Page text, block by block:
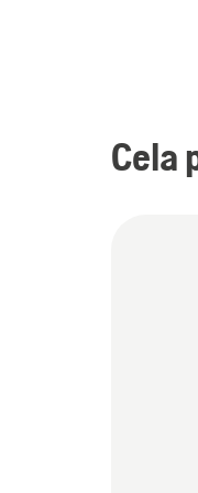
Cela